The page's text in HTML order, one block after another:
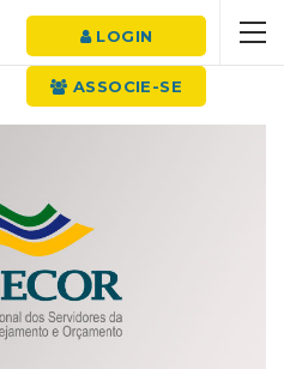
LOGIN
ASSOCIE-SE